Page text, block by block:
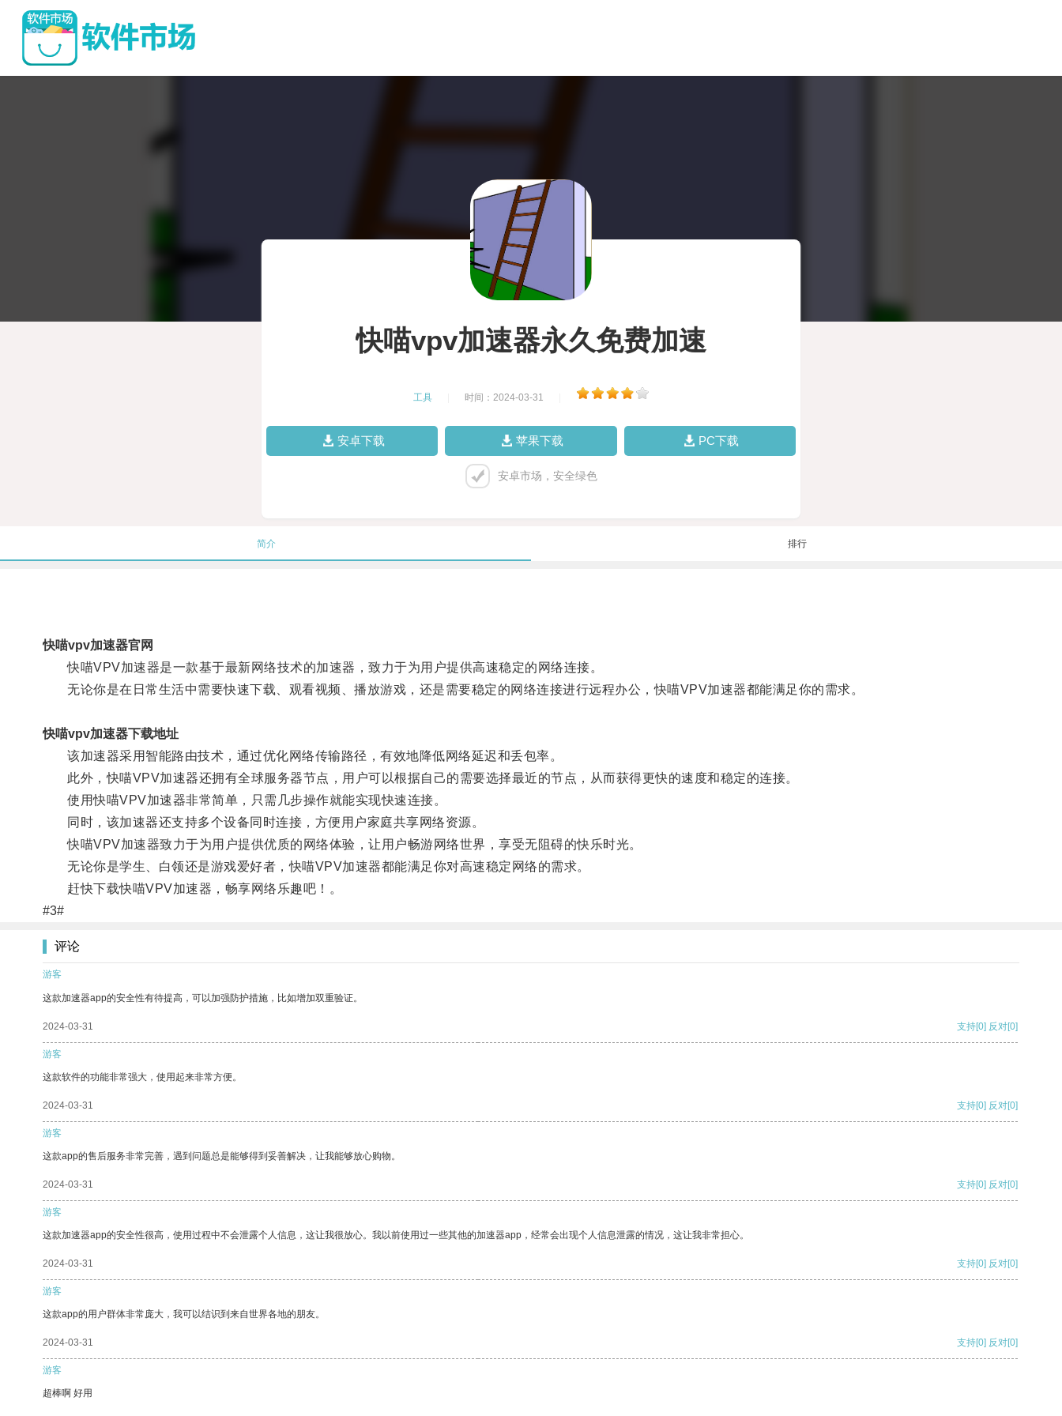
快喵vpv加速器永久免费加速
工具 时间：2024-03-31
安卓下载 苹果下载 PC下载
安卓市场，安全绿色
简介 排行
快喵vpv加速器官网
快喵VPV加速器是一款基于最新网络技术的加速器，致力于为用户提供高速稳定的网络连接。
无论你是在日常生活中需要快速下载、观看视频、播放游戏，还是需要稳定的网络连接进行远程办公，快喵VPV加速器都能满足你的需求。
快喵vpv加速器下载地址
该加速器采用智能路由技术，通过优化网络传输路径，有效地降低网络延迟和丢包率。
此外，快喵VPV加速器还拥有全球服务器节点，用户可以根据自己的需要选择最近的节点，从而获得更快的速度和稳定的连接。
使用快喵VPV加速器非常简单，只需几步操作就能实现快速连接。
同时，该加速器还支持多个设备同时连接，方便用户家庭共享网络资源。
快喵VPV加速器致力于为用户提供优质的网络体验，让用户畅游网络世界，享受无阻碍的快乐时光。
无论你是学生、白领还是游戏爱好者，快喵VPV加速器都能满足你对高速稳定网络的需求。
赶快下载快喵VPV加速器，畅享网络乐趣吧！。
#3#
评论
游客
这款加速器app的安全性有待提高，可以加强防护措施，比如增加双重验证。
2024-03-31 支持[0] 反对[0]
游客
这款软件的功能非常强大，使用起来非常方便。
2024-03-31 支持[0] 反对[0]
游客
这款app的售后服务非常完善，遇到问题总是能够得到妥善解决，让我能够放心购物。
2024-03-31 支持[0] 反对[0]
游客
这款加速器app的安全性很高，使用过程中不会泄露个人信息，这让我很放心。我以前使用过一些其他的加速器app，经常会出现个人信息泄露的情况，这让我非常担心。
2024-03-31 支持[0] 反对[0]
游客
这款app的用户群体非常庞大，我可以结识到来自世界各地的朋友。
2024-03-31 支持[0] 反对[0]
游客
超棒啊 好用